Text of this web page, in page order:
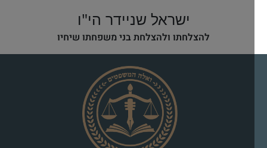
ישראל שניידר הי"ו
להצלחתו ולהצלחת בני משפחתו שיחיו